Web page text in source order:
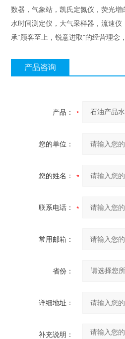
数器，气象站，凯氏定氮仪，荧光
水时间测定仪，大气采样器，流速
承“顾客至上，锐意进取"的经营理念
产品咨询
产品：
您的单位：
您的姓名：
联系电话：
常用邮箱：
省份：
详细地址：
补充说明：